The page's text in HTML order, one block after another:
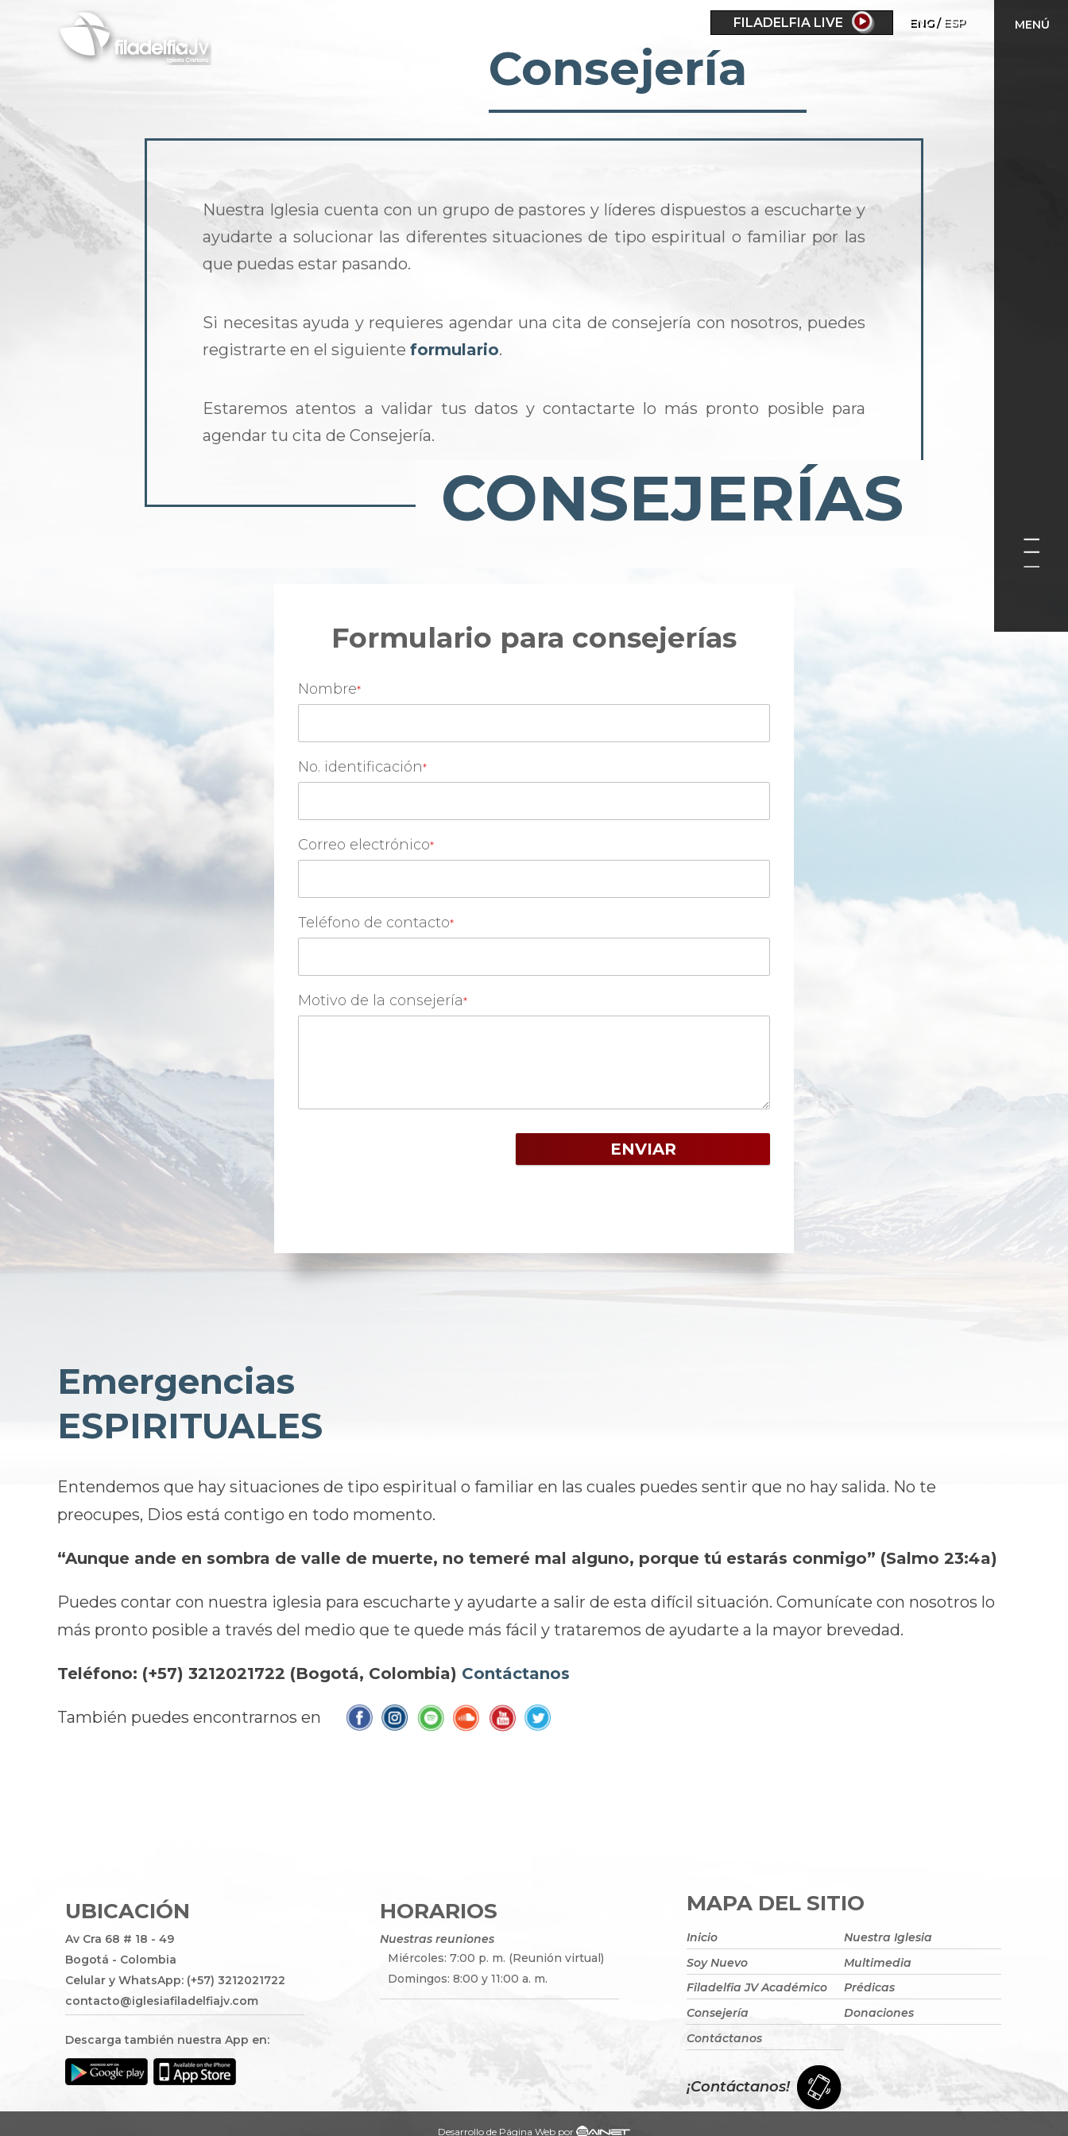
FILADELFIA LIVE ENG ESP MENÚ
Consejería
Nuestra Iglesia cuenta con un grupo de pastores y líderes dispuestos a escucharte y
ayudarte a solucionar las diferentes situaciones de tipo espiritual o familiar por las
que puedas estar pasando.
Si necesitas ayuda y requieres agendar una cita de consejería con nosotros, puedes
registrarte en el siguienteformulario.
Estaremos atentos a validar tus datos y contactarte lo más pronto posible para
agendar tu cita de Consejería.
Formulario para consejerías
Nombre
No. identificación
Correo electrónico
Teléfono de contacto
Motivo de la consejería
Emergencias
ESPIRITUALES
Entendemos que hay situaciones de tipo espiritual o familiar en las cuales puedes sentir que no hay salida. No te
preocupes, Dios está contigo en todo momento.
“Aunque ande en sombra de valle de muerte, no temeré mal alguno, porque tú estarás conmigo” (Salmo 23:4a)
Puedes contar con nuestra iglesia para escucharte y ayudarte a salir de esta difícil situación. Comunícate con nosotros lo
más pronto posible a través del medio que te quede más fácil y trataremos de ayudarte a la mayor brevedad.
Teléfono: (+57) 3212021722 (Bogotá, Colombia) Contáctanos
También puedes encontrarnos en
UBICACIÓN
Av Cra 68 # 18 - 49
Bogotá - Colombia
Celular y WhatsApp: (+57) 3212021722
contacto@iglesiafiladelfiajv.com
Descarga también nuestra App en:
HORARIOS
Nuestras reuniones
Miércoles: 7:00 p. m. (Reunión virtual)
Domingos: 8:00 y 11:00 a. m.
MAPA DEL SITIO
Inicio
Nuestra Iglesia
Soy Nuevo
Multimedia
Filadelfia JV Académico
Prédicas
Consejería
Donaciones
Contáctanos
¡Contáctanos!
Desarrollo de Página Web por